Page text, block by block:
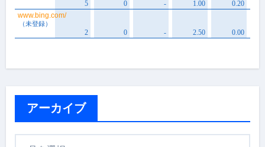
アーカイブ